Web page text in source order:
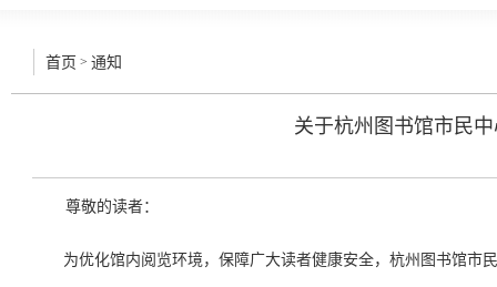
首页 > 通知
关于杭州图书馆市民
尊敬的读者：
为优化馆内阅览环境，保障广大读者健康安全，杭州图书馆市